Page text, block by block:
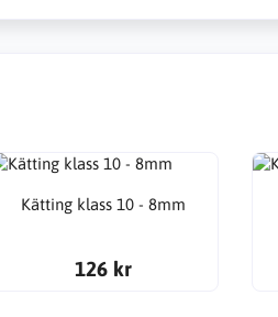
Kätting klass 10 - 8mm
126 kr